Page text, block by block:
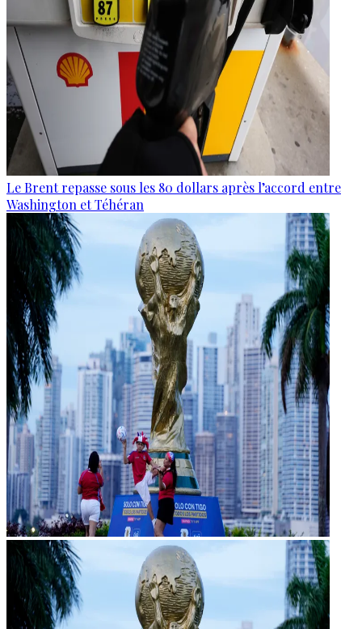
Le Brent repasse sous les 80 dollars après l’accord entre
Washington et Téhéran